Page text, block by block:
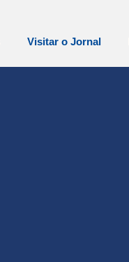
Visitar o Jornal